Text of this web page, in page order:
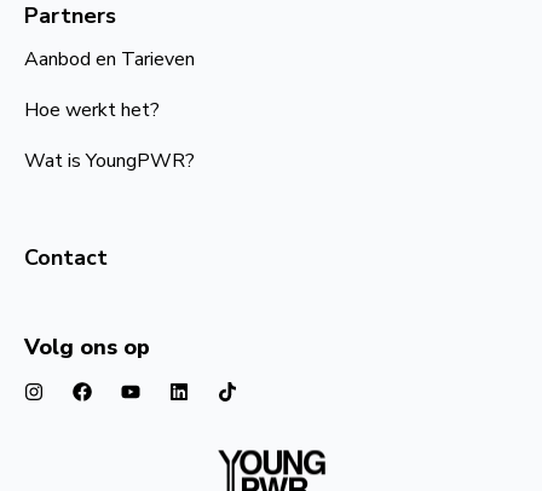
Partners
Aanbod en Tarieven
Hoe werkt het?
Wat is YoungPWR?
Contact
Volg ons op